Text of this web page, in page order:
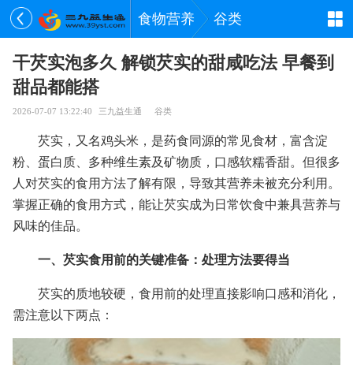
食物营养 谷类
干芡实泡多久 解锁芡实的甜咸吃法 早餐到
甜品都能搭
2026-07-07 13:22:40 三九益生通 谷类
芡实，又名鸡头米，是药食同源的常见食材，富含淀
粉、蛋白质、多种维生素及矿物质，口感软糯香甜。但很多
人对芡实的食用方法了解有限，导致其营养未被充分利用。
掌握正确的食用方式，能让芡实成为日常饮食中兼具营养与
风味的佳品。
一、芡实食用前的关键准备：处理方法要得当
芡实的质地较硬，食用前的处理直接影响口感和消化，
需注意以下两点：